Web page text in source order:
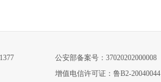
公安部备案号：37020202000008
增值电信许可证：鲁B2-20040044